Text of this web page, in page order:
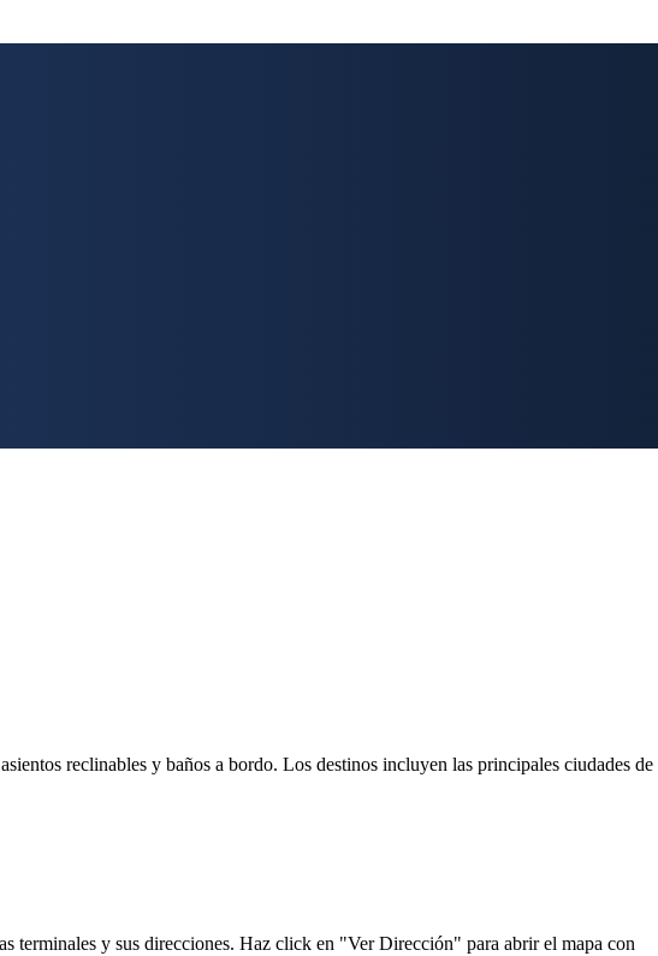
reclinables y baños a bordo. Los destinos incluyen las principales ciudades de
terminales y sus direcciones. Haz click en "Ver Dirección" para abrir el mapa con